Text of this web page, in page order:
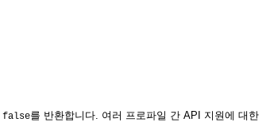
false를 반환합니다. 여러 프로파일 간 API 지원에 대한